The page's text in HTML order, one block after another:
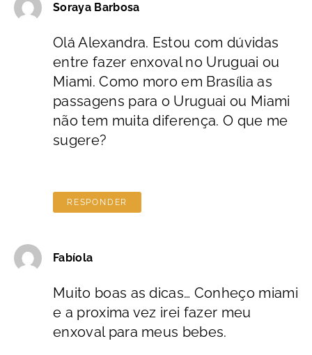
Soraya Barbosa
Olá Alexandra. Estou com dúvidas
entre fazer enxoval no Uruguai ou
Miami. Como moro em Brasília as
passagens para o Uruguai ou Miami
não tem muita diferença. O que me
sugere?
RESPONDER
Fabíola
Muito boas as dicas… Conheço miami
e a proxima vez irei fazer meu
enxoval para meus bebes.